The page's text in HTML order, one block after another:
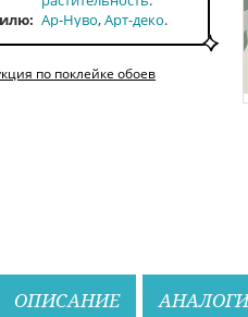
Ар-Нуво Арт-деко
Темные Яркие
Зеленый Серый
по поклейке обоев
ОПИСАНИЕ АНАЛОГИ